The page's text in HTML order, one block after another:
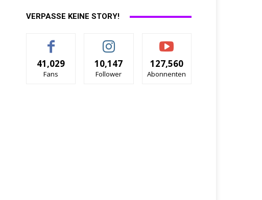
VERPASSE KEINE STORY!
41,029
Fans
10,147
Follower
127,560
Abonnenten